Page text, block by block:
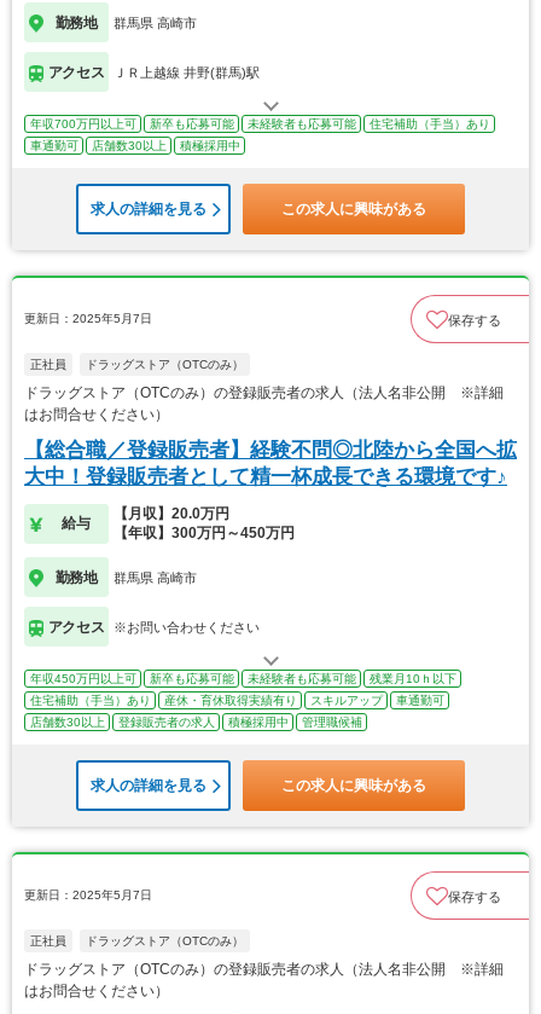
勤務地 群馬県 高崎市
アクセス ＪＲ上越線 井野(群馬)駅
年収700万円以上可 新卒も応募可能 未経験者も応募可能
住宅補助（手当）あり
車通勤可
店舗数30以上 積極採用中
求人の詳細を見る この求人に興味がある
更新日：2025年5月7日 保存する
正社員 ドラッグストア（OTCのみ）
ドラッグストア（OTCのみ）の登録販売者の求人（法人名非公開 ※詳細
はお問合せください）
【総合職／登録販売者】経験不問◎北陸から全国へ拡
大中！登録販売者として精一杯成長できる環境です♪
給与
【月収】20.0万円
【年収】300万円～450万円
勤務地 群馬県 高崎市
アクセス ※お問い合わせください
年収450万円以上可 新卒も応募可能 未経験者も応募可能
残業月10ｈ以下
住宅補助（手当）あり
産休・育休取得実績有り スキルアップ
車通勤可
店舗数30以上
登録販売者の求人 積極採用中 管理職候補
求人の詳細を見る この求人に興味がある
更新日：2025年5月7日 保存する
正社員 ドラッグストア（OTCのみ）
ドラッグストア（OTCのみ）の登録販売者の求人（法人名非公開 ※詳細
はお問合せください）